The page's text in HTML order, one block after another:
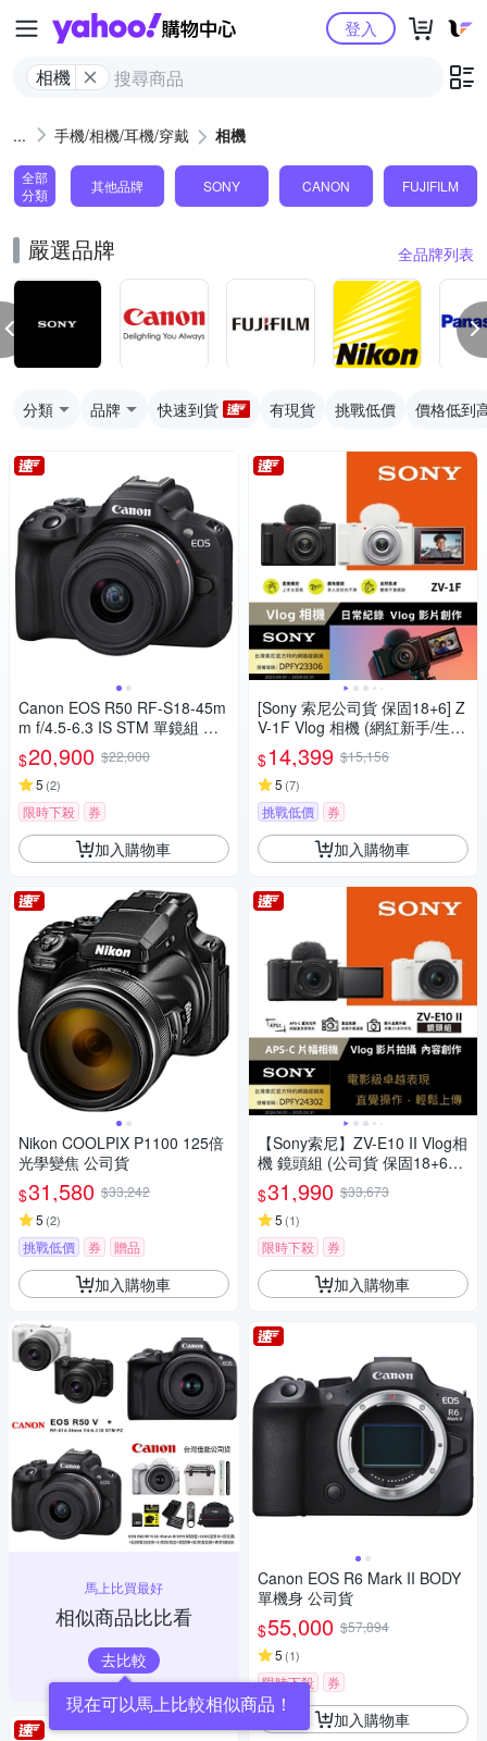
Yahoo購物中心
相機
登入
手機/相機/耳機/穿戴 相機
全部
分類
其他品牌 SONY CANON FUJIFILM
嚴選品牌 全品牌列表
分類 品牌 快速到貨 有現貨 挑戰低價 價格低到
Canon EOS R50 RF-S18-45m
m f/4.5-6.3 IS STM 單鏡組 公
司貨
$20,900 $22,000
5 (2)
限時下殺 券
加入購物車
Nikon COOLPIX P1100 125倍
光學變焦 公司貨
$31,580 $33,242
5 (2)
挑戰低價 券 贈品
加入購物車
馬上比買最好
相似商品比比看
去比較
[Sony 索尼公司貨 保固18+6] Z
V-1F Vlog 相機 (網紅新手/生活
隨拍)
$14,399 $15,156
5 (7)
挑戰低價 券
加入購物車
【Sony索尼】ZV-E10 II Vlog相
機 鏡頭組 (公司貨 保固18+6個
月)
$31,990 $33,673
5 (1)
限時下殺 券
加入購物車
Canon EOS R6 Mark II BODY
單機身 公司貨
$55,000 $57,894
5 (1)
限時下殺 券
加入購物車